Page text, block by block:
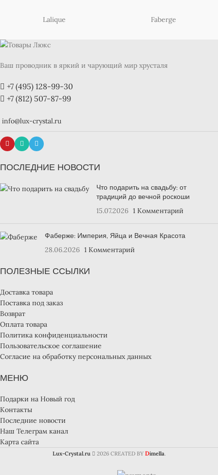
Lalique Faberge
Ваш проводник в яркий и чарующий мир хрусталя
+7 (495) 128-99-30
+7 (812) 507-87-99
info@lux-crystal.ru
ПОСЛЕДНИЕ НОВОСТИ
Что подарить на свадьбу: от
традиций до вечной роскоши
15.07.2026 1 Комментарий
Фаберже: Империя, Яйца и Вечная Красота
28.06.2026 1 Комментарий
ПОЛЕЗНЫЕ ССЫЛКИ
Доставка товара
Поставка под заказ
Возврат
Оплата товара
Политика конфиденциальности
Пользовательское соглашение
Согласие на обработку персональных данных
МЕНЮ
Подарки на Новый год
Контакты
Последние новости
Наш Телеграм канал
Карта сайта
Lux-Crystal.ru 2026 CREATED BY Dimella.